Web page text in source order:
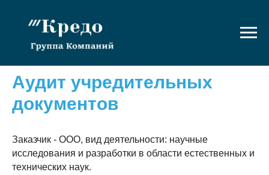
Аудит учредительных
документов
Заказчик - ООО, вид деятельности: научные
исследования и разработки в области естественных и
технических наук.